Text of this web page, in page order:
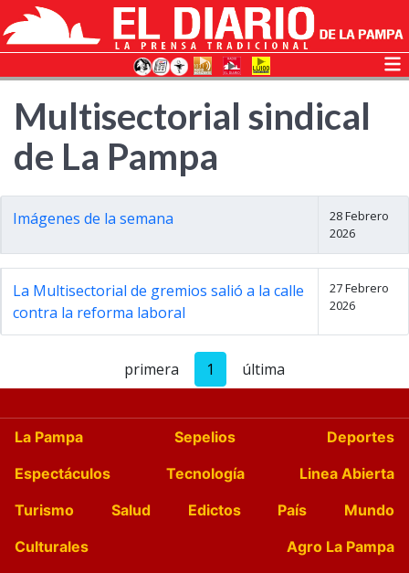
Multisectorial sindical
de La Pampa
Imágenes de la semana
28 Febrero
2026
La Multisectorial de gremios salió a la calle
contra la reforma laboral
27 Febrero
2026
primera 1 última
La Pampa Sepelios
Deportes
Espectáculos
Tecnología
Linea Abierta
Turismo
Salud Edictos País
Mundo
Culturales
Agro La Pampa